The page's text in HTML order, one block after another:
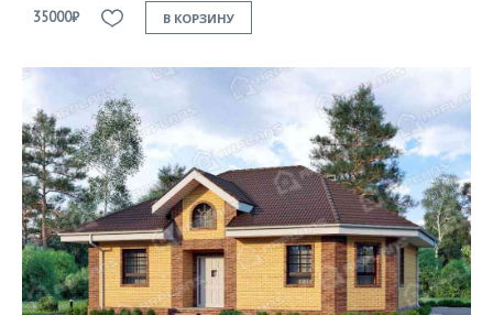
35000₽ В КОРЗИНУ